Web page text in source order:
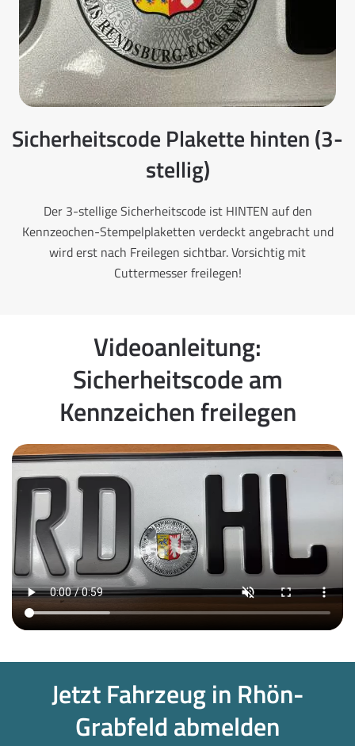
Sicherheitscode Plakette hinten (3-
stellig)
Der 3-stellige Sicherheitscode ist HINTEN auf den
Kennzeochen-Stempelplaketten verdeckt angebracht und
wird erst nach Freilegen sichtbar. Vorsichtig mit
Cuttermesser freilegen!
Videoanleitung:
Sicherheitscode am
Kennzeichen freilegen
Jetzt Fahrzeug in Rhön-
Grabfeld abmelden